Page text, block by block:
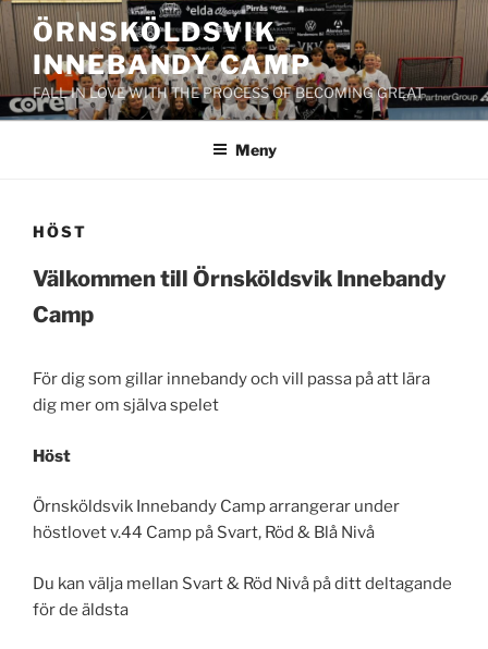
Hoppa
till
innehåll
ÖRNSKÖLDSVIK
INNEBANDY CAMP
FALL IN LOVE WITH THE PROCESS OF BECOMING GREAT
Meny
HÖST
Välkommen till Örnsköldsvik Innebandy
Camp
För dig som gillar innebandy och vill passa på att lära
dig mer om själva spelet
Höst
Örnsköldsvik Innebandy Camp arrangerar under
höstlovet v.44 Camp på Svart, Röd & Blå Nivå
Du kan välja mellan Svart & Röd Nivå på ditt deltagande
för de äldsta